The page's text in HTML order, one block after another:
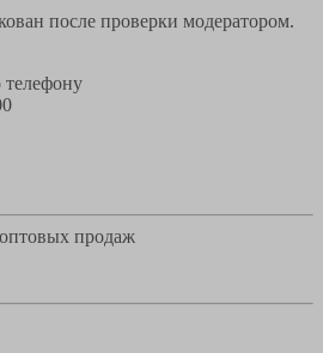
после проверки модератором.
телефону
продаж